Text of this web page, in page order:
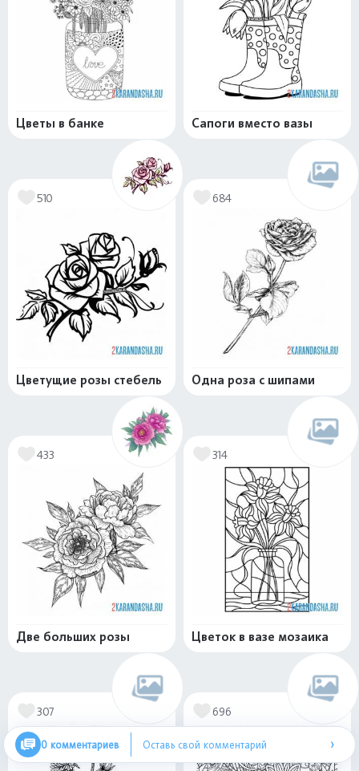
Цветы в банке Сапоги вместо вазы
510
Цветущие розы стебель
684
Одна роза с шипами
433
Две больших розы
314
Цветок в вазе мозаика
307 696
0 комментариев Оставь свой комментарий ›